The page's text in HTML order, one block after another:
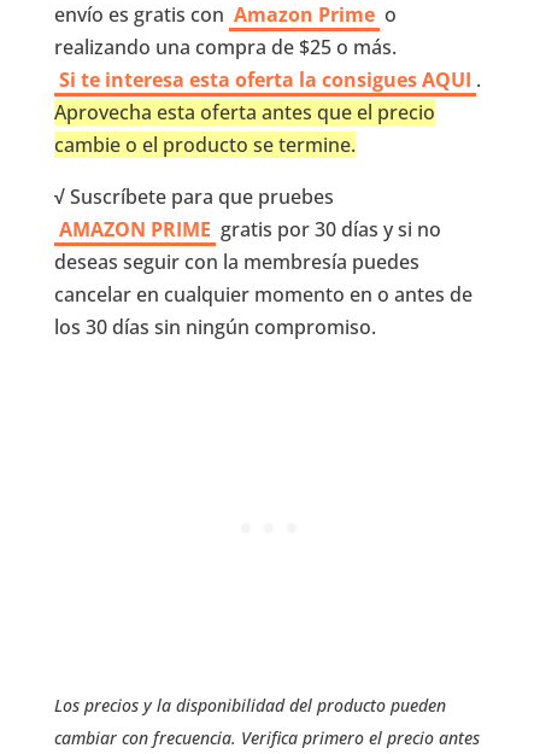
envío es gratis con Amazon Prime o
realizando una compra de $25 o más.
Si te interesa esta oferta la consigues AQUI .
Aprovecha esta oferta antes que el precio
cambie o el producto se termine.
√Suscríbete para que pruebes
AMAZON PRIME gratis por 30 días y si no
deseas seguir con la membresía puedes
cancelar en cualquier momento en o antes de
los 30 días sin ningún compromiso.
Los precios y la disponibilidad del producto pueden
cambiar con frecuencia. Verifica primero el precio antes